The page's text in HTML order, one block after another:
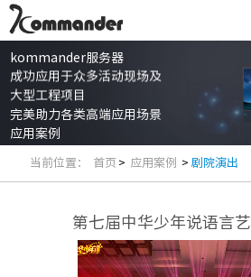
kommander服务器
成功应用于众多活动现场及
大型工程项目
完美助力各类高端应用场景
应用案例
当前位置： 首页 > 应用案例 >剧院演出
第七届中华少年说语言